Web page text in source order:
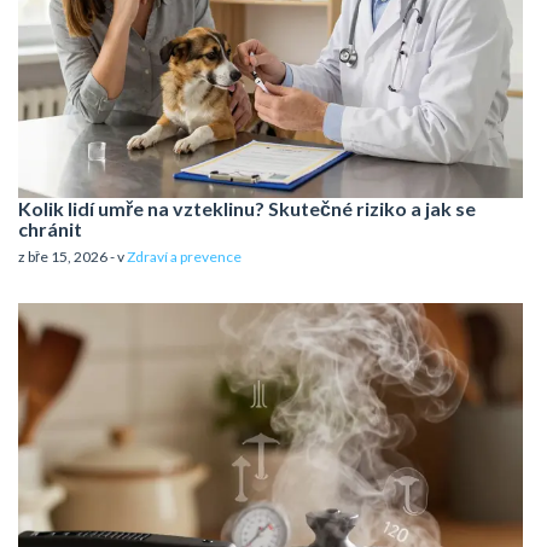
Kolik lidí umře na vzteklinu? Skutečné riziko a jak se
chránit
z bře 15, 2026 - vZdraví a prevence